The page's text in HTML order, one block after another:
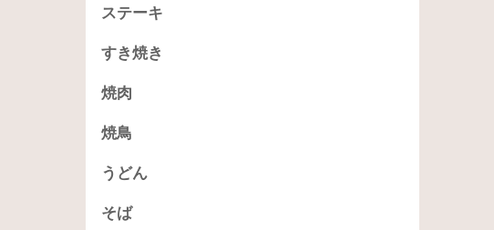
ステーキ
すき焼き
焼肉
焼鳥
うどん
そば